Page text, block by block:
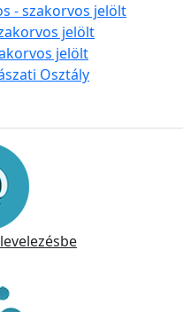
- szakorvos jelölt
jelölt
jelölt
Osztály